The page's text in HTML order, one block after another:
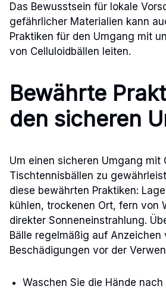
Das Bewusstsein für lokale
gefährlicher Materialien kann
Praktiken für den Umgang mit
von Celluloidbällen leiten.
Bewährte
den sicheren
Um einen sicheren Umgang mit
Tischtennisbällen zu
diese bewährten Praktiken:
kühlen, trockenen Ort, fern von
direkter Sonneneinstrahlung.
Bälle regelmäßig auf Anzeichen
Beschädigungen vor der
Waschen Sie die Hände